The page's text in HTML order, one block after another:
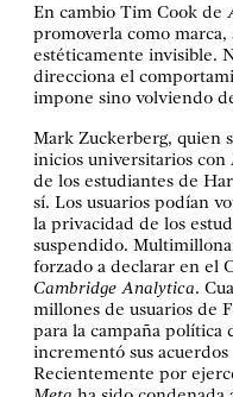
En cambio Tim Cook de
promoverla como
estéticamente invisible.
direcciona el
impone sino volviendo
Mark Zuckerberg, quien
inicios universitarios con
de los estudiantes de
sí. Los usuarios podían
la privacidad de los
suspendido.
forzado a declarar en el
Cambridge Analytica.
millones de usuarios de
para la campaña política
incrementó sus
Recientemente por